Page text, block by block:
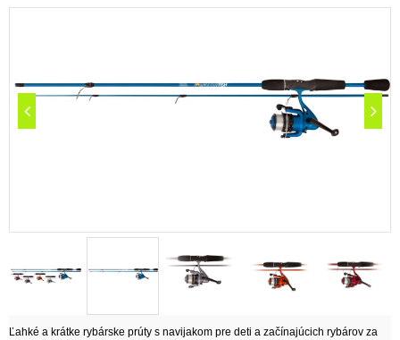
Ľahké a krátke rybárske prúty s navijakom pre deti a začínajúcich rybárov za